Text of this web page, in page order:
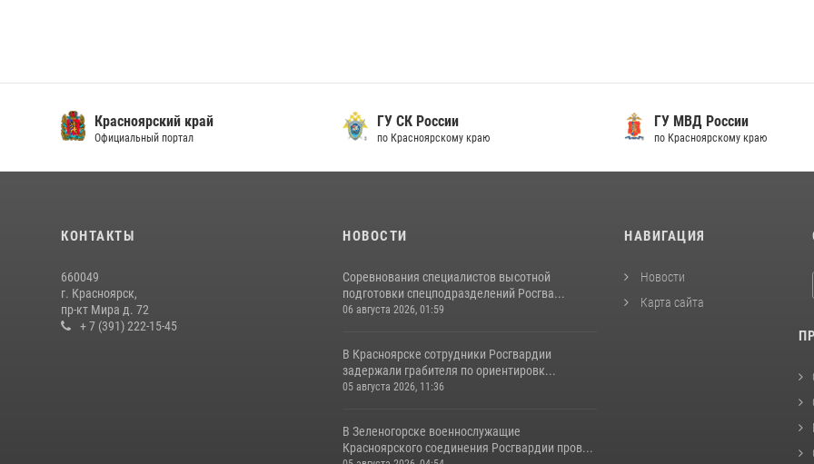
Красноярский край
Официальный портал
ГУ СК России
по Красноярскому краю
ГУ МВД России
по Красноярскому краю
КОНТАКТЫ
660049
г. Красноярск,
пр-кт Мира д. 72
+ 7 (391) 222-15-45
НОВОСТИ
Соревнования специалистов высотной
подготовки спецподразделений Росгва...
06 августа 2026, 01:59
В Красноярске сотрудники Росгвардии
задержали грабителя по ориентировк...
05 августа 2026, 11:36
В Зеленогорске военнослужащие
Красноярского соединения Росгвардии пров...
НАВИГАЦИЯ
Новости
Карта сайта